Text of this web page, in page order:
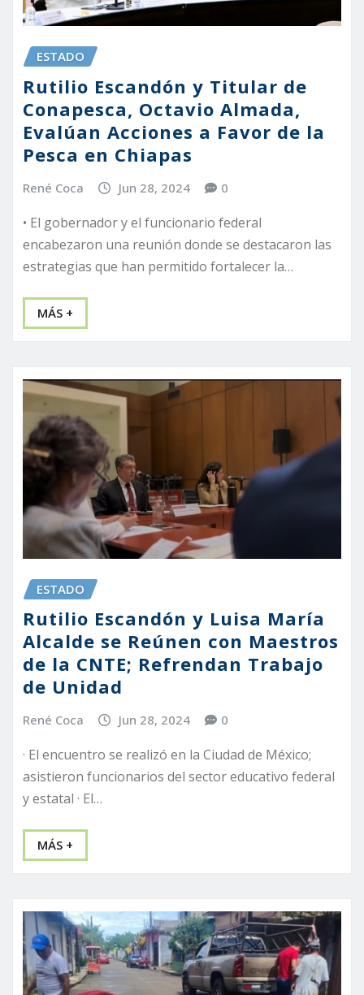
ESTADO
Rutilio Escandón y Titular de
Conapesca, Octavio Almada,
Evalúan Acciones a Favor de la
Pesca en Chiapas
René Coca Jun 28, 2024 0
• El gobernador y el funcionario federal
encabezaron una reunión donde se destacaron las
estrategias que han permitido fortalecer la…
MÁS +
ESTADO
Rutilio Escandón y Luisa María
Alcalde se Reúnen con Maestros
de la CNTE; Refrendan Trabajo
de Unidad
René Coca Jun 28, 2024 0
· El encuentro se realizó en la Ciudad de México;
asistieron funcionarios del sector educativo federal
y estatal · El…
MÁS +